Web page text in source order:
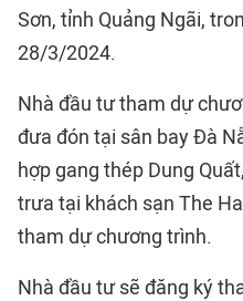
Sơn, tỉnh Quảng Ngãi,
28/3/2024.
Nhà đầu tư tham dự
đưa đón tại sân bay Đà
hợp gang thép Dung
trưa tại khách sạn The
tham dự chương trình.
Nhà đầu tư sẽ đăng ký